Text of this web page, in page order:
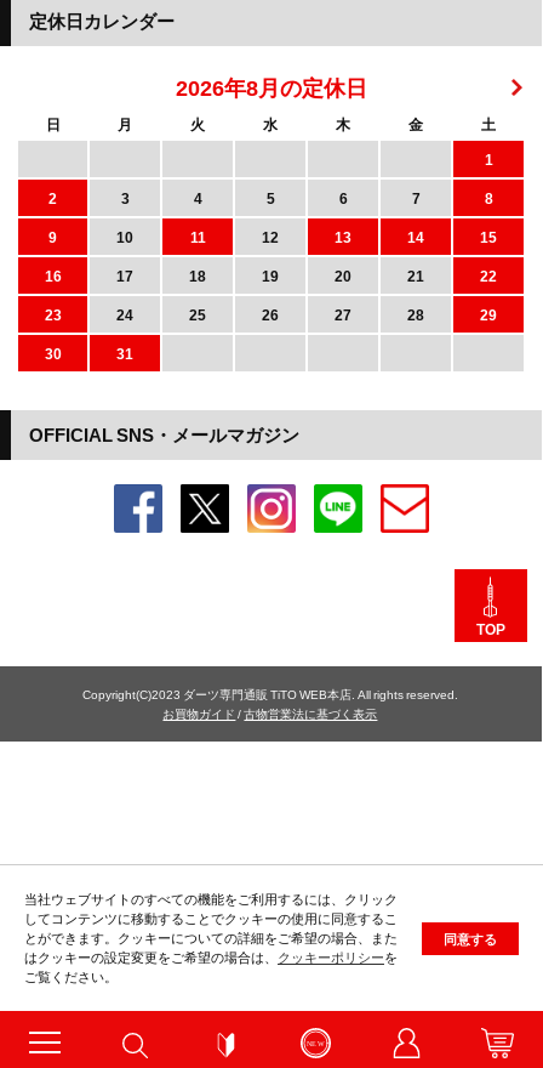
当社ウェブサイトのすべての機能をご利用するには、クリック
してコンテンツに移動することでクッキーの使用に同意するこ
とができます。クッキーについての詳細をご希望の場合、また
はクッキーの設定変更をご希望の場合は、 クッキーポリシーを
ご覧ください。
同意する
OFFICIAL SNS・メールマガジン
定休日カレンダー
2026年8月の定休日
日 月 火 水 木 金
土
1
2
3 4 5 6 7
8
9
10 11 12 13 14
15
16
17 18 19 20 21
22
23
24 25 26 27 28
29
30
31
TOP
Copyright(C)2023 ダーツ専門通販 TiTO WEB本店. All rights reserved.
お買物ガイド /古物営業法に基づく表示